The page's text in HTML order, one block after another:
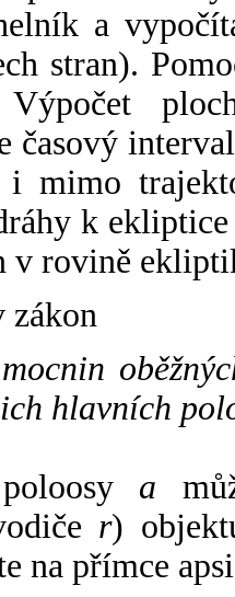
a
stran).
časový
mimo
k
v rovině
zákon
hlavních
a
r)
na přímce